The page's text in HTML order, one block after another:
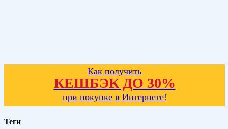
Как получить
КЕШБЭК ДО 30%
при покупке в Интернете!
Теги